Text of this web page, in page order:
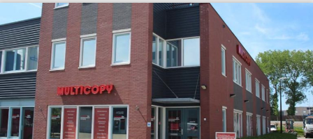
GEMEENTE
1970-1990
VERKIEZINGEN
COLOFON